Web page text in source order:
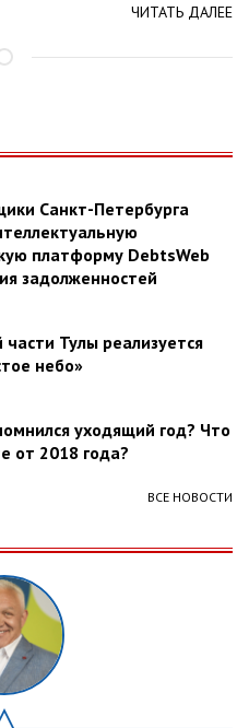
ЧИТАТЬ ДАЛЕЕ
Санкт-Петербурга
платформу DebtsWeb
задолженностей
части Тулы реализуется
небо»
уходящий год? Что
от 2018 года?
ВСЕ НОВОСТИ